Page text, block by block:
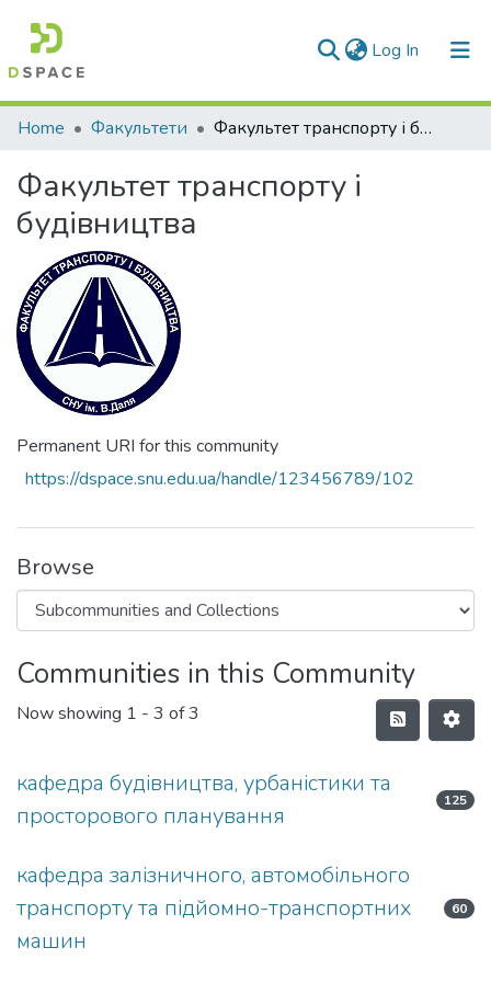
Log In (current)
Communities & Collections
All of DSpace
Statistics
Home Факультети Факультет транспорту і будівництва
Факультет транспорту і
будівництва
Permanent URI for this community
https://dspace.snu.edu.ua/handle/123456789/102
Browse
Communities in this Community
Now showing 1 - 3 of 3
кафедра будівництва, урбаністики та
просторового планування
125
кафедра залізничного, автомобільного
транспорту та підйомно-транспортних
машин
60